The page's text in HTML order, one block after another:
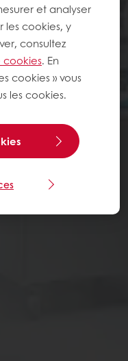
et analyser
les cookies, y
consultez
. En
cookies » vous
les cookies.